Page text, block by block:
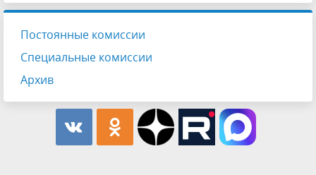
Постоянные комиссии
Специальные комиссии
Архив